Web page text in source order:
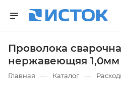
Проволока
нержавеющяя 1,0мм
Главная — Каталог —